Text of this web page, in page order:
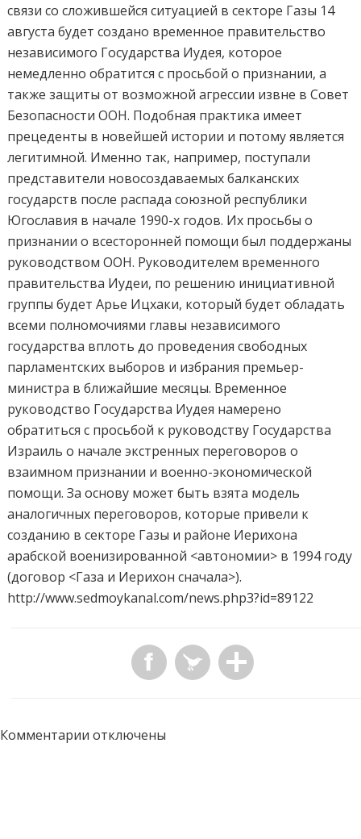
связи со сложившейся ситуацией в секторе Газы 14
августа будет создано временное правительство
независимого Государства Иудея, которое
немедленно обратится с просьбой о признании, а
также защиты от возможной агрессии извне в Совет
Безопасности ООН. Подобная практика имеет
прецеденты в новейшей истории и потому является
легитимной. Именно так, например, поступали
представители новосоздаваемых балканских
государств после распада союзной республики
Югославия в начале 1990-х годов. Их просьбы о
признании о всесторонней помощи был поддержаны
руководством ООН. Руководителем временного
правительства Иудеи, по решению инициативной
группы будет Арье Ицхаки, который будет обладать
всеми полномочиями главы независимого
государства вплоть до проведения свободных
парламентских выборов и избрания премьер-
министра в ближайшие месяцы. Временное
руководство Государства Иудея намерено
обратиться с просьбой к руководству Государства
Израиль о начале экстренных переговоров о
взаимном признании и военно-экономической
помощи. За основу может быть взята модель
аналогичных переговоров, которые привели к
созданию в секторе Газы и районе Иерихона
арабской военизированной <автономии> в 1994 году
(договор <Газа и Иерихон сначала>).
http://www.sedmoykanal.com/news.php3?id=89122
Комментарии отключены